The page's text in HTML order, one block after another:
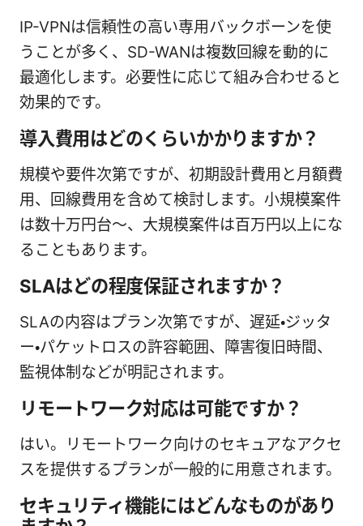
IP-VPNは信頼性の高い専用バックボーンを使
うことが多く、SD-WANは複数回線を動的に
最適化します。必要性に応じて組み合わせると
効果的です。
導入費用はどのくらいかかりますか？
規模や要件次第ですが、初期設計費用と月額費
用、回線費用を含めて検討します。小規模案件
は数十万円台〜、大規模案件は百万円以上にな
ることもあります。
SLAはどの程度保証されますか？
SLAの内容はプラン次第ですが、遅延・ジッタ
ー・パケットロスの許容範囲、障害復旧時間、
監視体制などが明記されます。
リモートワーク対応は可能ですか？
はい。リモートワーク向けのセキュアなアクセ
スを提供するプランが一般的に用意されます。
セキュリティ機能にはどんなものがあり